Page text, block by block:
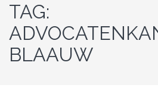
TAG:
BLAAUW